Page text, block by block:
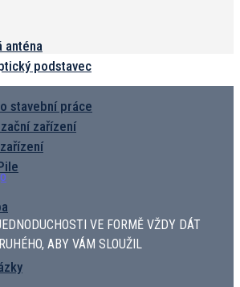
anténa
podstavec
stavební práce
zařízení
a dat: Zahrnuje napájecí převodník...
VE FORMĚ VŽDY DÁT
ABY VÁM SLOUŽIL